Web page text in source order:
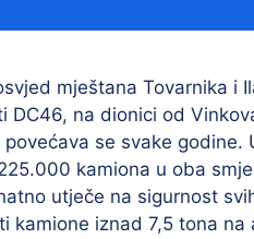
Sponzorstva
Procedure
Službeni
mještana Tovarnika i
DC46, na dionici od
se svake godine.
kamiona u oba
utječe na sigurnost
kamione iznad 7,5 tona